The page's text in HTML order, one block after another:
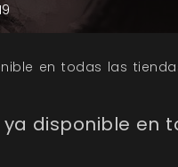
en todas las
ya disponible en